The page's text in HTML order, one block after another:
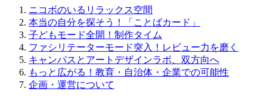
ニコボのいるリラックス空間
本当の自分を探そう！「ことばカード」
子どもモード全開！制作タイム
ファシリテーターモード突入！レビュー力を磨く
キャンパスとアートデザインラボ、双方向へ
もっと広がる！教育・自治体・企業での可能性
企画・運営について